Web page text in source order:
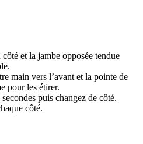
et la jambe opposée tendue
main vers l’avant et la pointe de
pour les étirer.
puis changez de côté.
côté.